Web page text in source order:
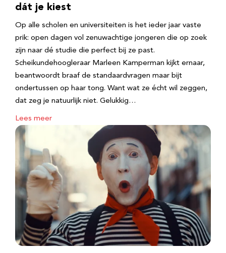
dát je kiest
Op alle scholen en universiteiten is het ieder jaar vaste
prik: open dagen vol zenuwachtige jongeren die op zoek
zijn naar dé studie die perfect bij ze past.
Scheikundehoogleraar Marleen Kamperman kijkt ernaar,
beantwoordt braaf de standaardvragen maar bijt
ondertussen op haar tong. Want wat ze écht wil zeggen,
dat zeg je natuurlijk niet. Gelukkig…
Lees meer